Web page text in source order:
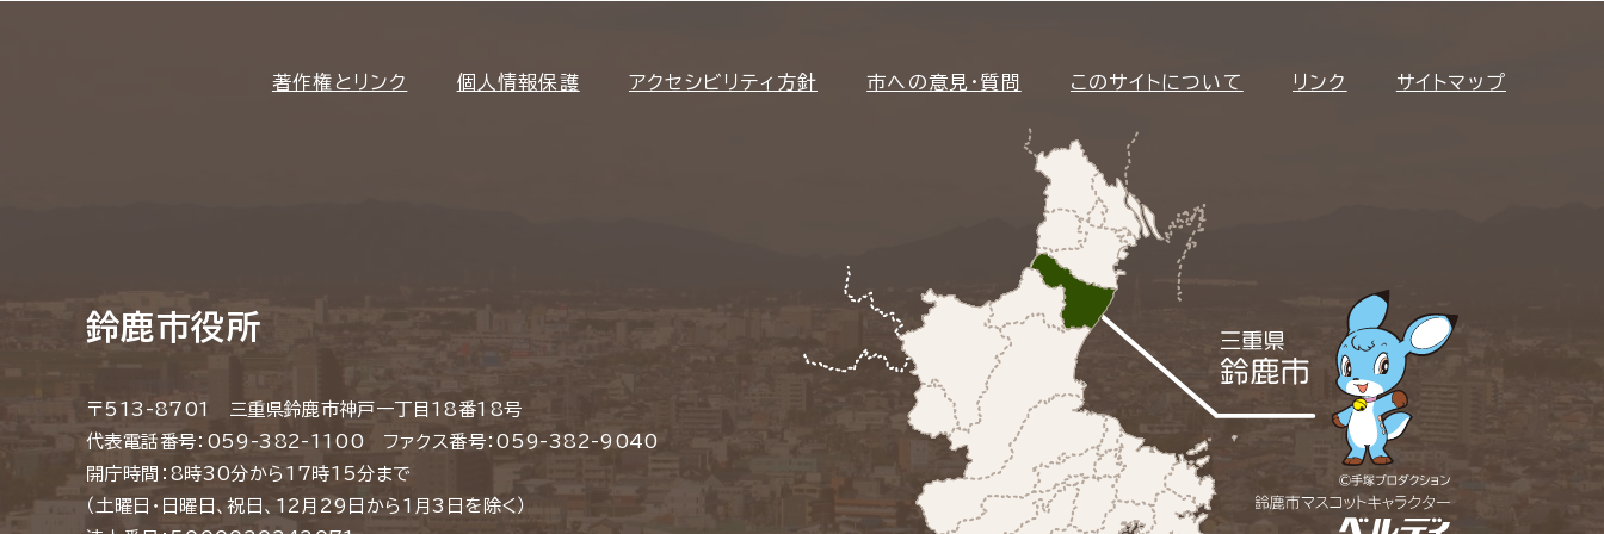
著作権とリンク 個人情報保護 アクセシビリティ方針 市への意見・質問 このサイトについて リンク サイトマップ
鈴鹿市役所
〒513-8701 三重県鈴鹿市神戸一丁目18番18号
代表電話番号：059-382-1100 ファクス番号：059-382-9040
開庁時間：8時30分から17時15分まで
（土曜日・日曜日、祝日、12月29日から1月3日を除く）